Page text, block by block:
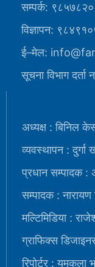
सम्पर्क:
विज्ञापन:
ई–मेल:
सूचना विभाग
अध्यक्ष : बिनिल
व्यवस्थापन : दुर्गा
प्रधान सम्पादक :
सम्पादक :
मल्टिमिडिया :
ग्राफिक्स
रिपोर्टर : यमकला